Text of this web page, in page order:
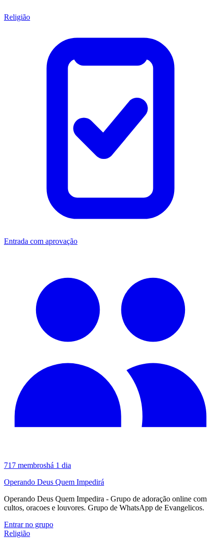
Religião
Entrada com aprovação
717 membroshá 1 dia
Operando Deus Quem Impedirá
Operando Deus Quem Impedira - Grupo de adoração online com
cultos, oracoes e louvores. Grupo de WhatsApp de Evangelicos.
Entrar no grupo
Religião